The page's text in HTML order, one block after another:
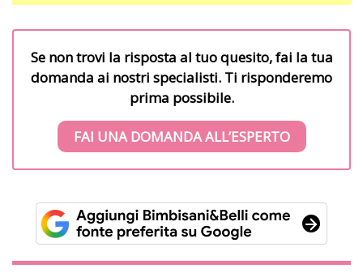
Se non trovi la risposta al tuo quesito, fai la tua
domanda ai nostri specialisti. Ti risponderemo
prima possibile.
FAI UNA DOMANDA ALL’ESPERTO